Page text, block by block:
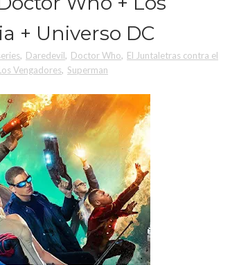
+ Universo DC
, Daredevil, Doctor Who, El Juntaletras contra el
Vengadores, Superman